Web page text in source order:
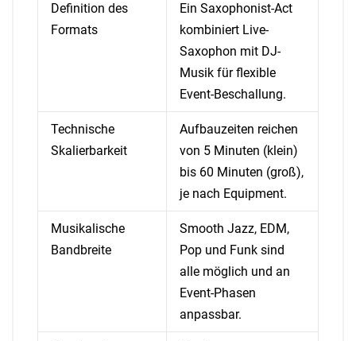
Definition des
Formats
Ein Saxophonist-Act
kombiniert Live-
Saxophon mit DJ-
Musik für flexible
Event-Beschallung.
Technische
Skalierbarkeit
Aufbauzeiten reichen
von 5 Minuten (klein)
bis 60 Minuten (groß),
je nach Equipment.
Musikalische
Bandbreite
Smooth Jazz, EDM,
Pop und Funk sind
alle möglich und an
Event-Phasen
anpassbar.